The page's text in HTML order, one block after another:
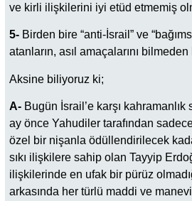
ve kirli ilişkilerini iyi etüd etmemiş
5- Birden bire “anti-İsrail” ve
atanların, asıl amaçalarını
Aksine biliyoruz ki;
A- Bugün İsrail’e karşı
ay önce Yahudiler tarafından
özel bir nişanla ödüllendirilecek
sıkı ilişkilere sahip olan Tayyip
ilişkilerinde en ufak bir pürüz
arkasında her türlü maddi ve